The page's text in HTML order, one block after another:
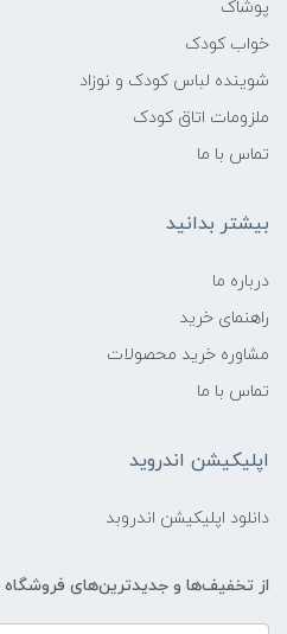
پوشاک
خواب کودک
شوینده لباس کودک و نوزاد
ملزومات اتاق کودک
تماس با ما
بیشتر بدانید
درباره ما
راهنمای خرید
مشاوره خرید محصولات
تماس با ما
اپلیکیشن اندروید
دانلود اپلیکیشن اندروبد
از تخفیف‌ها و جدیدترین‌های فروشگاه